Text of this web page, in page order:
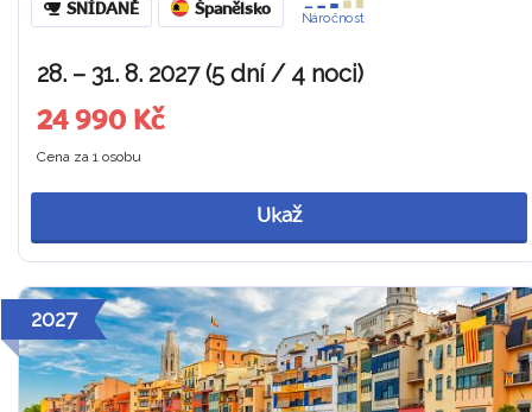
SNÍDANĚ Španělsko
Náročnost
28. – 31. 8. 2027 (5 dní / 4 noci)
24 990 Kč
Cena za 1 osobu
Ukaž
2027